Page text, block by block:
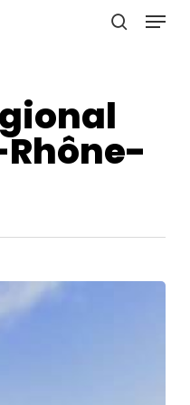
Menu